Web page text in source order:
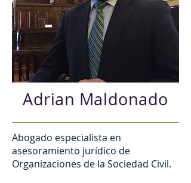
Adrian Maldonado
Abogado especialista en
asesoramiento jurídico de
Organizaciones de la Sociedad Civil.